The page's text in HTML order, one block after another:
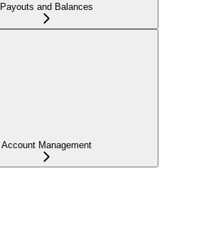
Payouts and Balances
Account Management